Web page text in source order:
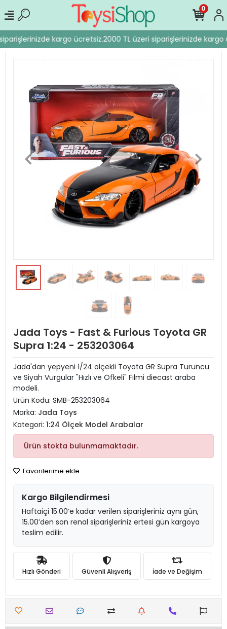
kargo ücretsiz.2000 TL üzeri siparişlerinizde kargo
0
Jada Toys - Fast & Furious Toyota GR
Supra 1:24 - 253203064
Jada'dan yepyeni 1/24 ölçekli Toyota GR Supra Turuncu
ve Siyah Vurgular "Hızlı ve Öfkeli" Filmi diecast araba
modeli.
Ürün Kodu: SMB-253203064
Marka: Jada Toys
Kategori: 1:24 Ölçek Model Arabalar
Ürün stokta bulunmamaktadır.
Favorilerime ekle
Kargo Bilgilendirmesi
Haftaiçi 15.00’e kadar verilen siparişleriniz aynı gün,
15.00’den son renal siparişleriniz ertesi gün kargoya
teslim edilir.
Hızlı Gönderi Güvenli Alışveriş İade ve Değişim